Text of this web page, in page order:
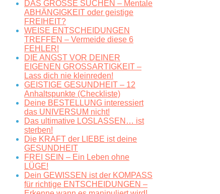
DAS GROSSE SUCHEN – Mentale
ABHÄNGIGKEIT oder geistige
FREIHEIT?
WEISE ENTSCHEIDUNGEN
TREFFEN – Vermeide diese 6
FEHLER!
DIE ANGST VOR DEINER
EIGENEN GROSSARTIGKEIT –
Lass dich nie kleinreden!
GEISTIGE GESUNDHEIT – 12
Anhaltspunkte (Checkliste)
Deine BESTELLUNG interessiert
das UNIVERSUM nicht!
Das ultimative LOSLASSEN… ist
sterben!
Die KRAFT der LIEBE ist deine
GESUNDHEIT
FREI SEIN – Ein Leben ohne
LÜGE!
Dein GEWISSEN ist der KOMPASS
für richtige ENTSCHEIDUNGEN –